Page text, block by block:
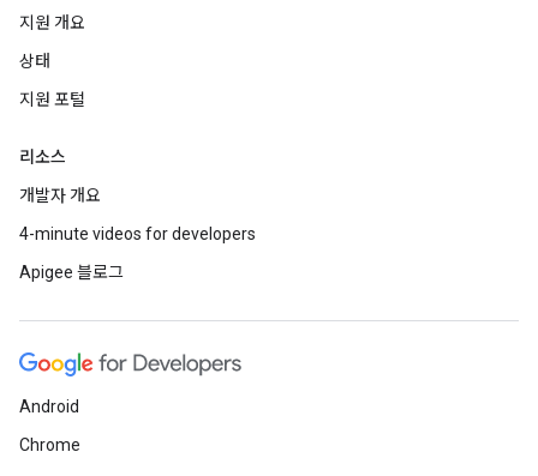
지원 개요
상태
지원 포털
리소스
개발자 개요
4-minute videos for developers
Apigee 블로그
Android
Chrome